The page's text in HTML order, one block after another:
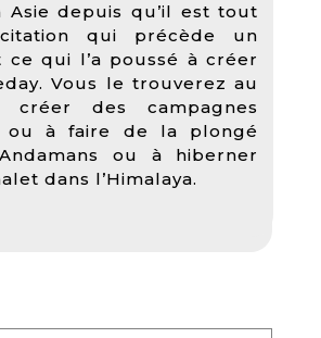
Asie depuis qu’il est tout
qui précède un
ce qui l’a poussé à créer
Vous le trouverez au
créer des campagnes
ou à faire de la plongé
ou à hiberner
dans l’Himalaya.